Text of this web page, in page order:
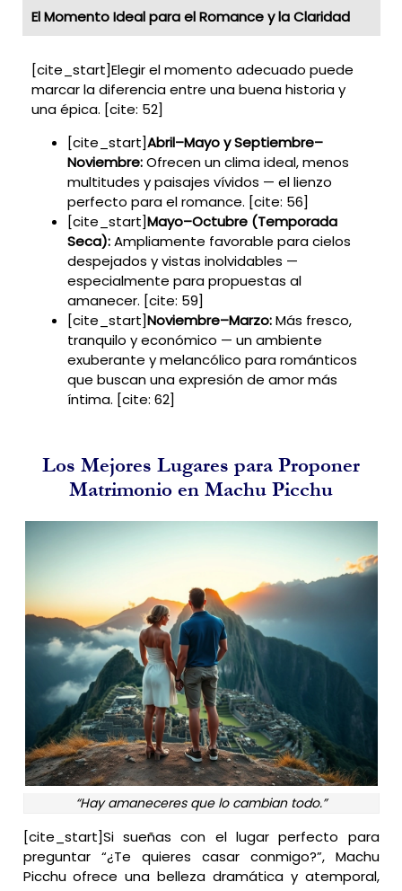
El Momento Ideal para el Romance y la Claridad
[cite_start]Elegir el momento adecuado puede
marcar la diferencia entre una buena historia y
una épica. [cite: 52]
[cite_start]Abril–Mayo y Septiembre–
Noviembre:Ofrecen un clima ideal, menos
multitudes y paisajes vívidos — el lienzo
perfecto para el romance. [cite: 56]
[cite_start]Mayo–Octubre (Temporada
Seca):Ampliamente favorable para cielos
despejados y vistas inolvidables —
especialmente para propuestas al
amanecer. [cite: 59]
[cite_start]Noviembre–Marzo:Más fresco,
tranquilo y económico — un ambiente
exuberante y melancólico para románticos
que buscan una expresión de amor más
íntima. [cite: 62]
Los Mejores Lugares para Proponer
Matrimonio en Machu Picchu
“Hay amaneceres que lo cambian todo.”
[cite_start]Si sueñas con el lugar perfecto para
preguntar “¿Te quieres casar conmigo?”, Machu
Picchu ofrece una belleza dramática y atemporal,